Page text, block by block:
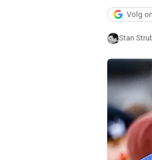
Volg
Stan